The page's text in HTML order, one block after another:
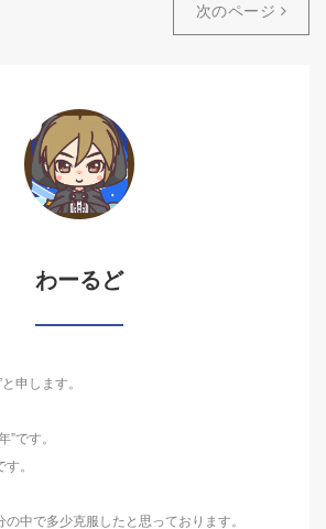
次のページ
わーるど
申します。
”です。
。
中で多少克服したと思っております。